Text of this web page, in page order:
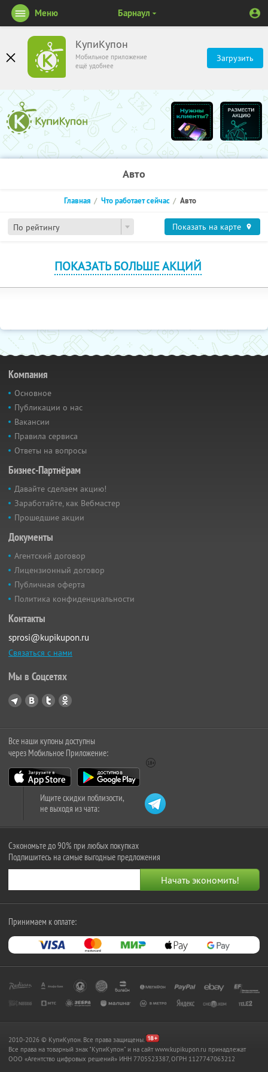
КупиКупон
Мобильное приложение
ещё удобнее
Загрузить
Меню Барнаул
Авто
По рейтингу
Главная Что работает сейчас Авто
Показать на карте
ПОКАЗАТЬ БОЛЬШЕ АКЦИЙ
Компания
Основное
Публикации о нас
Вакансии
Правила сервиса
Ответы на вопросы
Бизнес-Партнёрам
Давайте сделаем акцию!
Заработайте, как Вебмастер
Прошедшие акции
Документы
Агентский договор
Лицензионный договор
Публичная оферта
Политика конфиденциальности
Контакты
sprosi@kupikupon.ru
Связаться с нами
Мы в Соцсетях
Все наши купоны доступны
через Мобильное Приложение:
Ищите скидки поблизости,
не выходя из чата:
Сэкономьте до 90% при любых покупках
Подпишитесь на самые выгодные предложения
Принимаем к оплате:
2010-2026 © КупиКупон. Все права защищены.
Все права на товарный знак "КупиКупон" и на сайт www.kupikupon.ru принадлежат
OOO «Агентство цифровых решений» ИНН 7705523387, ОГРН 1127747063212